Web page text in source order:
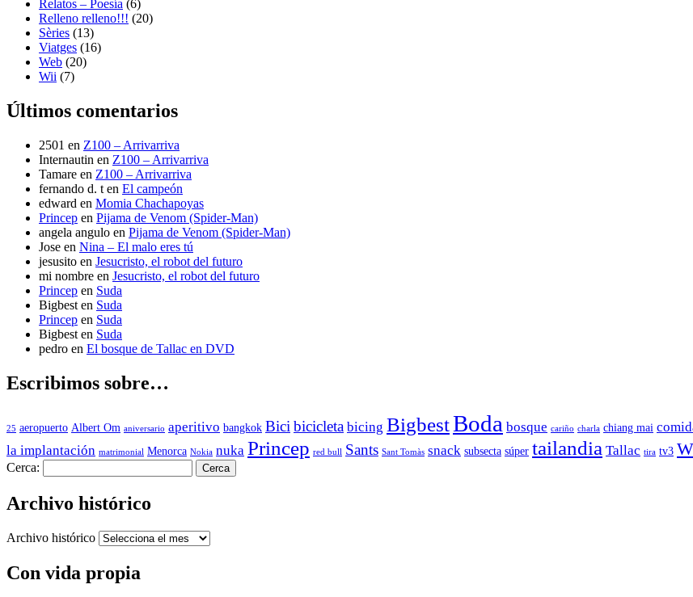
Relatos – Poesía (6)
Relleno relleno!!! (20)
Sèries (13)
Viatges (16)
Web (20)
Wii (7)
Últimos comentarios
2501 en Z100 – Arrivarriva
Internautin en Z100 – Arrivarriva
Tamare en Z100 – Arrivarriva
fernando d. t en El campeón
edward en Momia Chachapoyas
Princep en Pijama de Venom (Spider-Man)
angela angulo en Pijama de Venom (Spider-Man)
Jose en Nina – El malo eres tú
jesusito en Jesucristo, el robot del futuro
mi nombre en Jesucristo, el robot del futuro
Princep en Suda
Bigbest en Suda
Princep en Suda
Bigbest en Suda
pedro en El bosque de Tallac en DVD
Escribimos sobre…
25 aeropuerto Albert Om aniversario aperitivo bangkok Bici bicicleta bicing BigbestBoda bosque cariño charla chiang mai
la implantación matrimonial Menorca Nokia nuka Princep red bull Sants Sant Tomàs snack subsecta súper tailandia Tallac tira tv3
Cerca:
Archivo histórico
Archivo histórico
Con vida propia